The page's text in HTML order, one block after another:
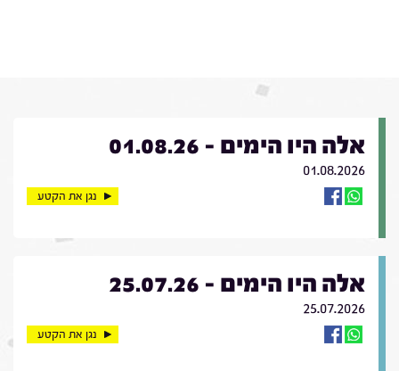
אלה היו הימים - 01.08.26
01.08.2026
נגן את הקטע
אלה היו הימים - 25.07.26
25.07.2026
נגן את הקטע